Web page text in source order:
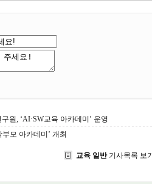
원, ‘AI·SW교육 아카데미’ 운영
부모 아카데미’ 개최
교육 일반기사목록 보기